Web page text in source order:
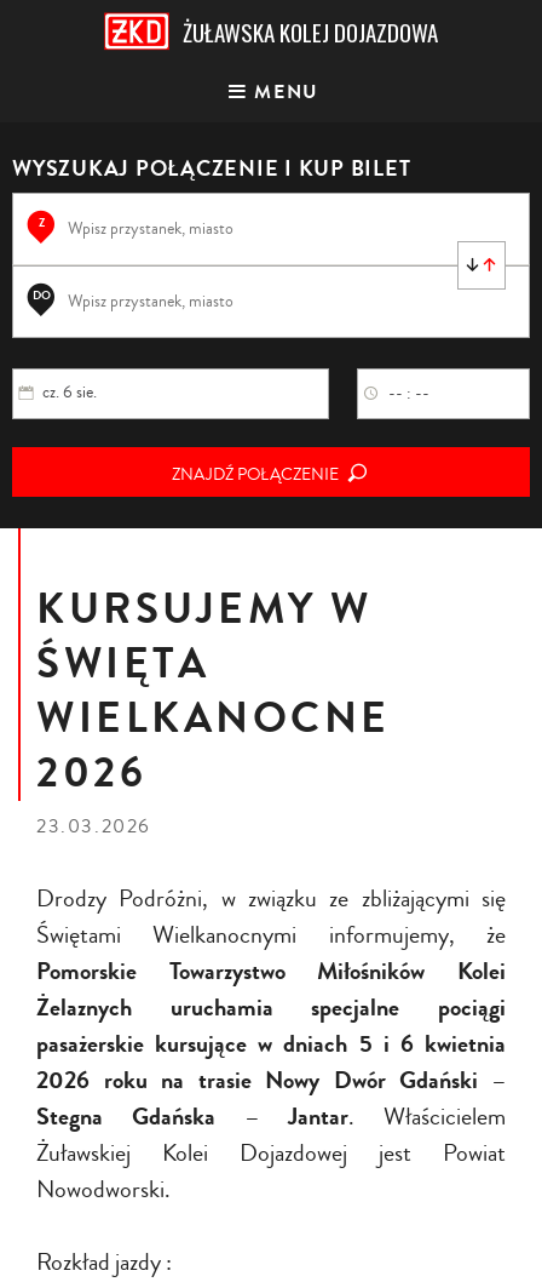
ŻUŁAWSKA KOLEJ DOJAZDOWA
MENU
WYSZUKAJ POŁĄCZENIE I KUP BILET
Z
DO
cz. 6 sie. -- : --
ZNAJDŹ POŁĄCZENIE
KURSUJEMY W
ŚWIĘTA
WIELKANOCNE
2026
23.03.2026
Drodzy Podróżni, w związku ze zbliżającymi się
Świętami Wielkanocnymi informujemy, że
Pomorskie Towarzystwo Miłośników Kolei
Żelaznych uruchamia specjalne pociągi
pasażerskie kursujące w dniach 5 i 6 kwietnia
2026 roku na trasie Nowy Dwór Gdański –
Stegna Gdańska – Jantar. Właścicielem
Żuławskiej Kolei Dojazdowej jest Powiat
Nowodworski.
Rozkład jazdy :